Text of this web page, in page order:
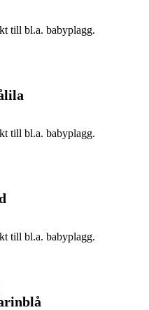
till bl.a. babyplagg.
till bl.a. babyplagg.
till bl.a. babyplagg.